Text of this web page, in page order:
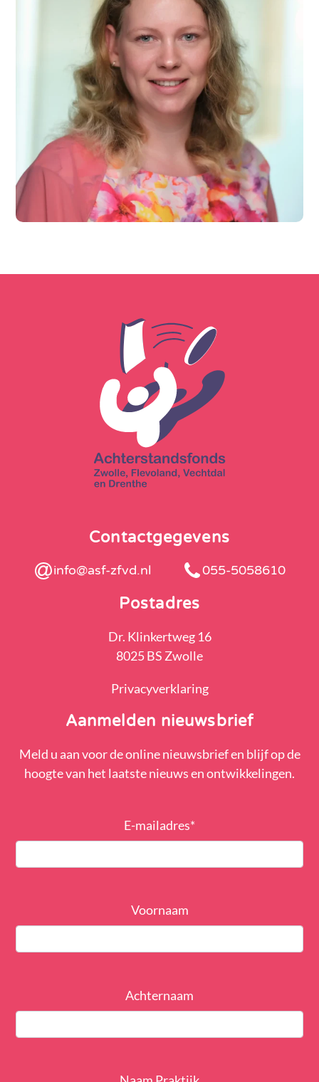
Contactgegevens
info@asf-zfvd.nl 055-5058610
Postadres
Dr. Klinkertweg 16
8025 BS Zwolle
Privacyverklaring
Aanmelden nieuwsbrief
Meld u aan voor de online nieuwsbrief en blijf op de
hoogte van het laatste nieuws en ontwikkelingen.
E-mailadres*
Voornaam
Achternaam